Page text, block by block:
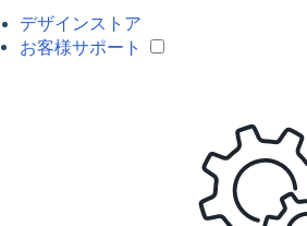
デザインストア
お客様サポート